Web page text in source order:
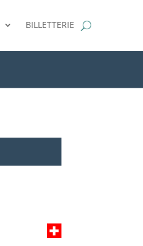
BILLETTERIE